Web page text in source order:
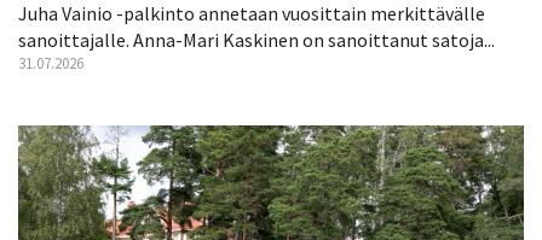
Juha Vainio -palkinto annetaan vuosittain merkittävälle
sanoittajalle. Anna-Mari Kaskinen on sanoittanut satoja...
31.07.2026